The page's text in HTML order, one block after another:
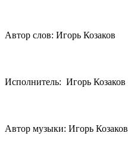
Автор слов: Игорь Козаков
Исполнитель: Игорь Козаков
Автор музыки: Игорь Козаков